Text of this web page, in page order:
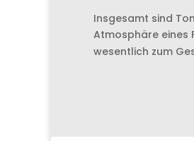
Insgesamt sind
Atmosphäre eines
wesentlich zum